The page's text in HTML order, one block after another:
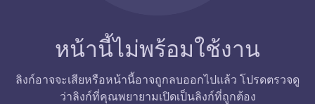
หน้านี้ไม่พร้อมใช้งาน
ลิงก์อาจจะเสียหรือหน้านี้อาจถูกลบออกไปแล้ว โปรดตรวจดู
ว่าลิงก์ที่คุณพยายามเปิดเป็นลิงก์ที่ถูกต้อง